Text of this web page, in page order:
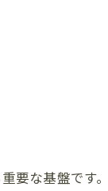
す方法
分知識
要な基盤です